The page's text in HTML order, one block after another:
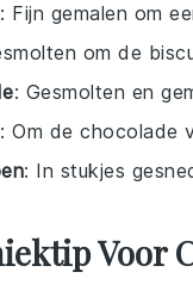
: Fijn gemalen om
om de
: Gesmolten en
: Om de chocolade
: In stukjes
Voor